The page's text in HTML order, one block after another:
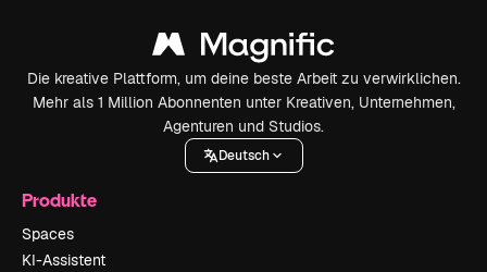
Die kreative Plattform, um deine beste Arbeit zu verwirklichen.
Mehr als 1 Million Abonnenten unter Kreativen, Unternehmen,
Agenturen und Studios.
Deutsch
Produkte
Spaces
KI-Assistent